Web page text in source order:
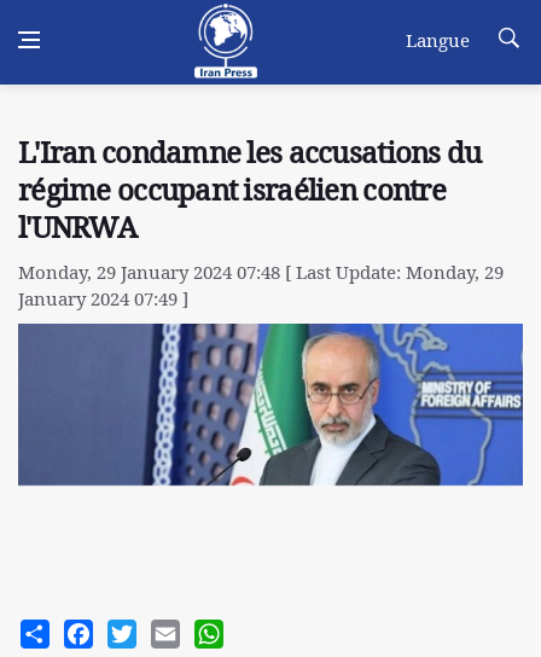
Langue
L'Iran condamne les accusations du
régime occupant israélien contre
l'UNRWA
Monday, 29 January 2024 07:48 [ Last Update: Monday, 29
January 2024 07:49 ]
Share FacebookTwitterEmail